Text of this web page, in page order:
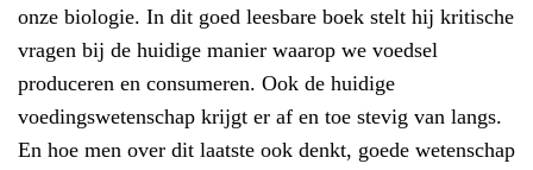
onze biologie. In dit goed leesbare boek stelt hij kritische
vragen bij de huidige manier waarop we voedsel
produceren en consumeren. Ook de huidige
voedingswetenschap krijgt er af en toe stevig van langs.
En hoe men over dit laatste ook denkt, goede wetenschap